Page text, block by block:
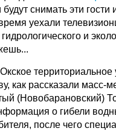
будут снимать эти
уехали
гидрологического и
как рассказали
(Новобарановский)
о гибели
после чего